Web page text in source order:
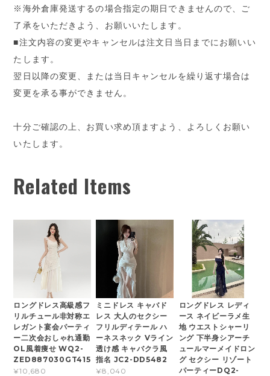
※海外倉庫発送するの場合指定の期日できませんので、ご
了承をいただきよう、お願いいたします。
■注文内容の変更やキャンセルは注文日当日までにお願いい
たします。
翌日以降の変更、または当日キャンセルを繰り返す場合は
変更を承る事ができません。
十分ご確認の上、お買い求め頂ますよう、よろしくお願い
いたします。
Related Items
ロングドレス高級感フ
リルチュール非対称エ
レガント宴会パーティ
ー二次会おしゃれ通勤
OL風着痩せ WQ2-
ZED887030GT415
¥10,680
ミニドレス キャバド
レス 大人のセクシー
フリルディテール ハ
ーネスネック Vライン
透け感 キャバクラ風
指名 JC2-DD5482
¥8,040
ロングドレス レディ
ース ネイビーラメ生
地 ウエストシャーリ
ング 下半身シアーチ
ュールマーメイドロン
グ セクシー リゾート
パーティーDQ2-